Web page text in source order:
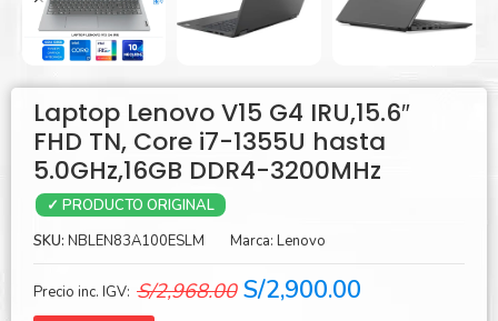
Laptop Lenovo V15 G4 IRU,15.6″
FHD TN, Core i7-1355U hasta
5.0GHz,16GB DDR4-3200MHz
✓ PRODUCTO ORIGINAL
SKU: NBLEN83A100ESLM Marca: Lenovo
Precio inc. IGV: S/2,968.00 El
S/2,900.00